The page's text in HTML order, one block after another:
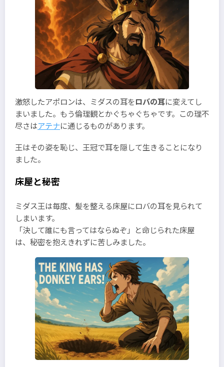
激怒したアポロンは、ミダスの耳をロバの耳に変えてし
まいました。もう倫理観とかぐちゃぐちゃです。この理不
尽さはアテナに通じるものがあります。
王はその姿を恥じ、王冠で耳を隠して生きることになり
ました。
床屋と秘密
ミダス王は毎度、髪を整える床屋にロバの耳を見られて
しまいます。
「決して誰にも言ってはならぬぞ」と命じられた床屋
は、秘密を抱えきれずに苦しみました。